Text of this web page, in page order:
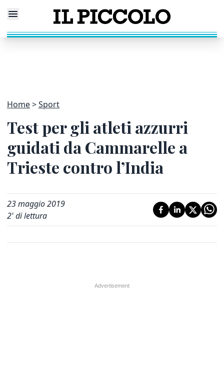
Home Sport
Test per gli atleti azzurri
guidati da Cammarelle a
Trieste contro l’India
23 maggio 2019
2' di lettura